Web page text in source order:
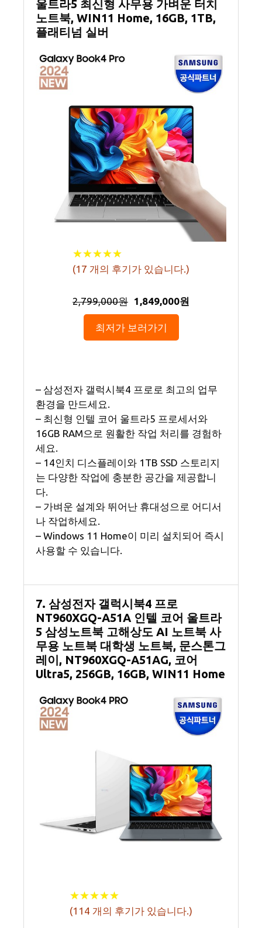
울트라5 최신형 사무용 가벼운 터치
노트북, WIN11 Home, 16GB, 1TB,
플래티넘 실버
★★★★★
★★★★★
(17 개의 후기가 있습니다.)
2,799,000원 1,849,000원
최저가 보러가기
– 삼성전자 갤럭시북4 프로로 최고의 업무
환경을 만드세요.
– 최신형 인텔 코어 울트라5 프로세서와
16GB RAM으로 원활한 작업 처리를 경험하
세요.
– 14인치 디스플레이와 1TB SSD 스토리지
는 다양한 작업에 충분한 공간을 제공합니
다.
– 가벼운 설계와 뛰어난 휴대성으로 어디서
나 작업하세요.
– Windows 11 Home이 미리 설치되어 즉시
사용할 수 있습니다.
7. 삼성전자 갤럭시북4 프로
NT960XGQ-A51A 인텔 코어 울트라
5 삼성노트북 고해상도 AI 노트북 사
무용 노트북 대학생 노트북, 문스톤그
레이, NT960XGQ-A51AG, 코어
Ultra5, 256GB, 16GB, WIN11 Home
★★★★★
★★★★★
(114 개의 후기가 있습니다.)